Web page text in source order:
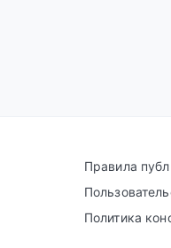
Правила
Политика